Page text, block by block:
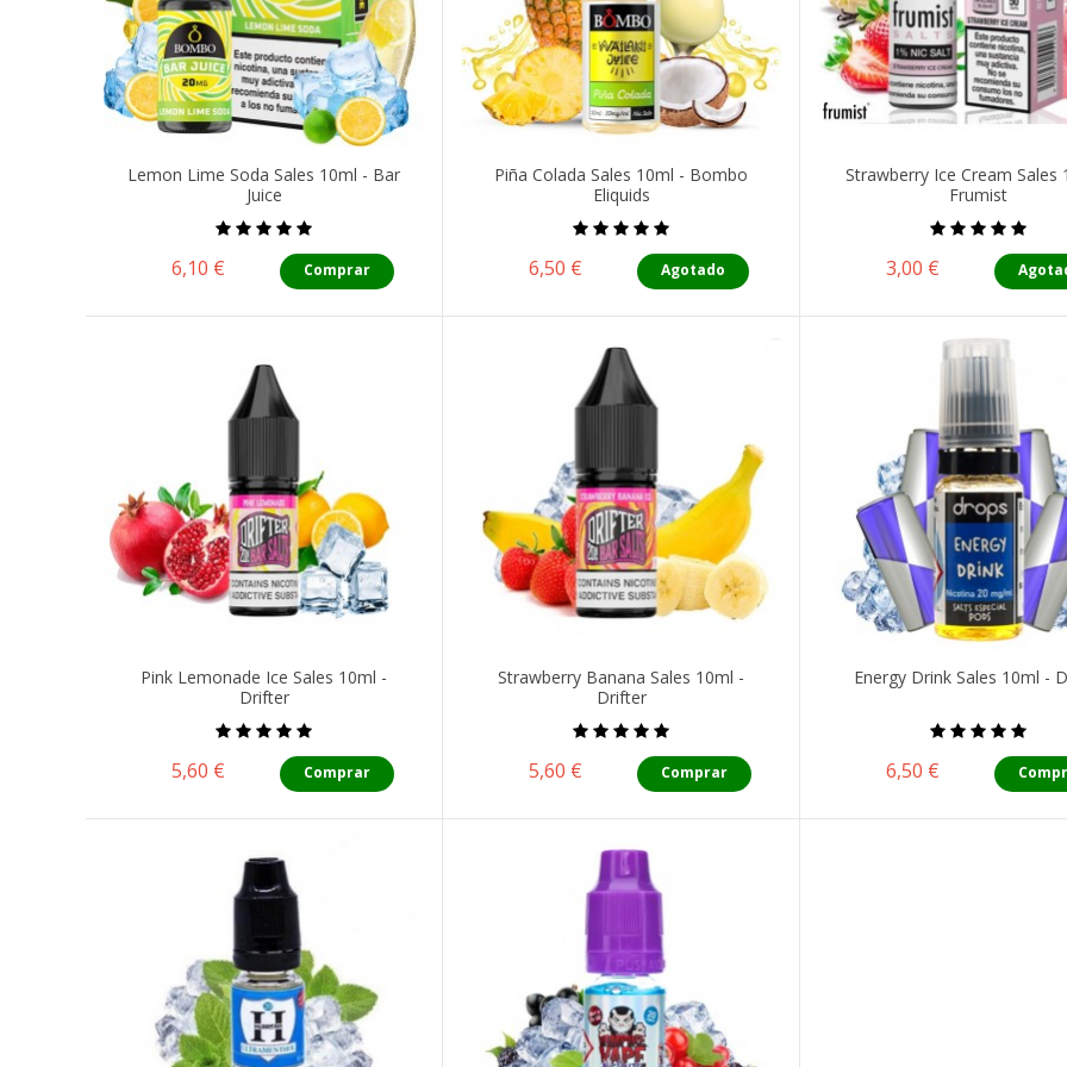
Lemon Lime Soda Sales 10ml - Bar
Juice
Precio
6,10 € Comprar
Piña Colada Sales 10ml - Bombo
Eliquids
Precio
6,50 € Agotado
Strawberry Ice Cream Sales
Frumist
Precio
3,00 €
Pink Lemonade Ice Sales 10ml -
Drifter
Precio
5,60 € Comprar
Strawberry Banana Sales 10ml -
Drifter
Precio
5,60 € Comprar
Energy Drink Sales 10ml -
Precio
6,50 €